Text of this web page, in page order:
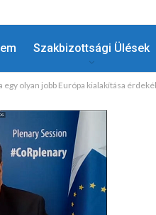
Szakbizottsági Ülések
olyan jobb Európa kialakítása